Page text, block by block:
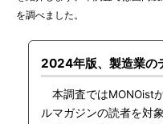
を調べました。
2024年版、製造業の
本調査ではMONOist
ルマガジンの読者を対